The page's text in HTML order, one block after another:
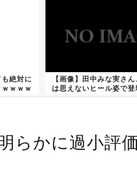
絶対に
ｗｗｗ
【画像】田中みな実さ
は思えないヒール姿で登
らかに過小評